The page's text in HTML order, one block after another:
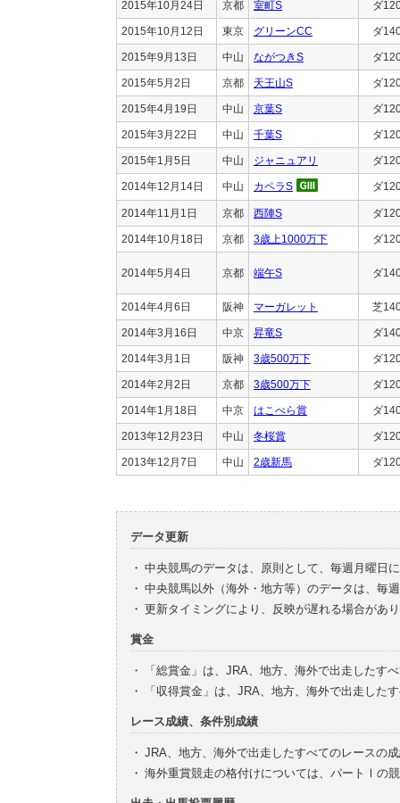
2015年10月24日 京都 室町S ダ
2015年10月12日 東京 グリーンCC ダ
2015年9月13日 中山 ながつきS ダ
2015年5月2日 京都 天王山S ダ
2015年4月19日 中山 京葉S ダ
2015年3月22日 中山 千葉S ダ
2015年1月5日 中山 ジャニュアリ ダ
2014年12月14日 中山 カペラS ダ
2014年11月1日 京都 西陣S ダ
2014年10月18日 京都 3歳上1000万下 ダ
2014年5月4日 京都 端午S ダ
2014年4月6日 阪神 マーガレット 芝
2014年3月16日 中京 昇竜S ダ
2014年3月1日 阪神 3歳500万下 ダ
2014年2月2日 京都 3歳500万下 ダ
2014年1月18日 中京 はこべら賞 ダ
2013年12月23日 中山 冬桜賞 ダ
2013年12月7日 中山 2歳新馬 ダ
データ更新
・ 中央競馬のデータは、原則として、毎週月曜日
・ 中央競馬以外（海外・地方等）のデータは、毎
・ 更新タイミングにより、反映が遅れる場合があ
賞金
・
「総賞金」は、JRA、地方、海外で出走したす
・
「収得賞金」は、JRA、地方、海外で出走した
レース成績、条件別成績
・ JRA、地方、海外で出走したすべてのレースの
・ 海外重賞競走の格付けについては、パートⅠの